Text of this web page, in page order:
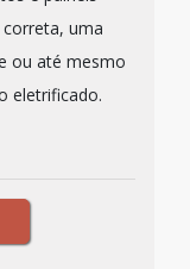
uma
ou até mesmo
eletrificado.